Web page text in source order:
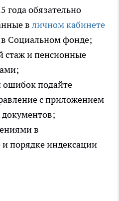
года обязательно
в личном кабинете
Социальном фонде;
стаж и пенсионные
подайте
с приложением
в
и порядке индексации